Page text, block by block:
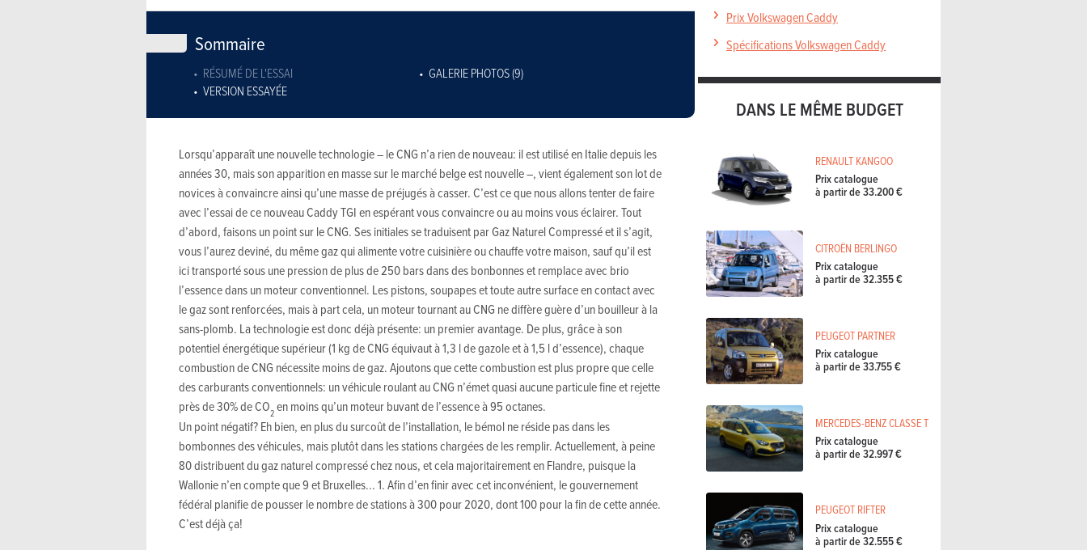
Sommaire
RÉSUMÉ DE L'ESSAI
GALERIE PHOTOS (9)
VERSION ESSAYÉE
Lorsqu’apparaît une nouvelle technologie – le CNG n’a rien de nouveau: il est utilisé en Italie depuis les
années 30, mais son apparition en masse sur le marché belge est nouvelle –, vient également son lot de
novices à convaincre ainsi qu’une masse de préjugés à casser. C’est ce que nous allons tenter de faire
avec l’essai de ce nouveau Caddy TGI en espérant vous convaincre ou au moins vous éclairer. Tout
d’abord, faisons un point sur le CNG. Ses initiales se traduisent par Gaz Naturel Compressé et il s’agit,
vous l’aurez deviné, du même gaz qui alimente votre cuisinière ou chauffe votre maison, sauf qu’il est
ici transporté sous une pression de plus de 250 bars dans des bonbonnes et remplace avec brio
l’essence dans un moteur conventionnel. Les pistons, soupapes et toute autre surface en contact avec
le gaz sont renforcées, mais à part cela, un moteur tournant au CNG ne diffère guère d’un bouilleur à la
sans-plomb. La technologie est donc déjà présente: un premier avantage. De plus, grâce à son
potentiel énergétique supérieur (1 kg de CNG équivaut à 1,3 l de gazole et à 1,5 l d’essence), chaque
combustion de CNG nécessite moins de gaz. Ajoutons que cette combustion est plus propre que celle
des carburants conventionnels: un véhicule roulant au CNG n’émet quasi aucune particule fine et rejette
près de 30% de CO2en moins qu’un moteur buvant de l’essence à 95 octanes.
Un point négatif? Eh bien, en plus du surcoût de l’installation, le bémol ne réside pas dans les
bombonnes des véhicules, mais plutôt dans les stations chargées de les remplir. Actuellement, à peine
80 distribuent du gaz naturel compressé chez nous, et cela majoritairement en Flandre, puisque la
Wallonie n’en compte que 9 et Bruxelles... 1. Afin d’en finir avec cet inconvénient, le gouvernement
fédéral planifie de pousser le nombre de stations à 300 pour 2020, dont 100 pour la fin de cette année.
C’est déjà ça!
Prix Volkswagen Caddy
Spécifications Volkswagen Caddy
DANS LE MÊME BUDGET
RENAULT KANGOO
Prix catalogue
à partir de 33.200 €
CITROËN BERLINGO
Prix catalogue
à partir de 32.355 €
PEUGEOT PARTNER
Prix catalogue
à partir de 33.755 €
MERCEDES-BENZ CLASSE T
Prix catalogue
à partir de 32.997 €
PEUGEOT RIFTER
Prix catalogue
à partir de 32.555 €